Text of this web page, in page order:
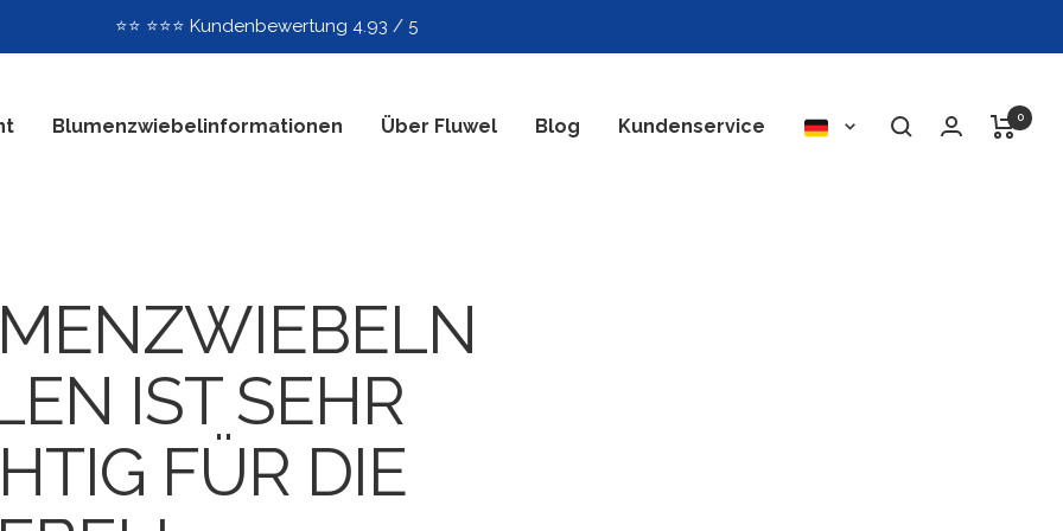
📞📞 Telefonischer Kundenservice: 9 - 14 Uhr (CEST)
Blumenzwiebelinformationen Über Fluwel Blog Kundenservice
Sprache
0
IST SEHR
FÜR DIE